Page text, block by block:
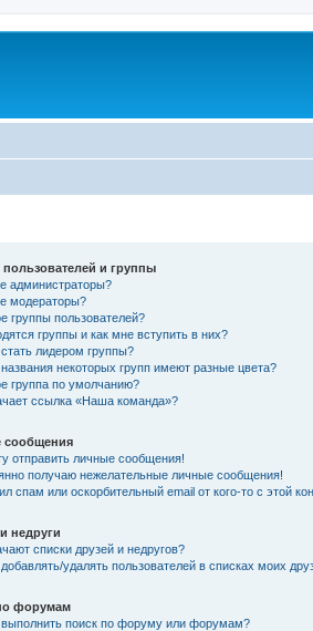
и группы
администраторы?
модераторы?
группы пользователей?
группы и как мне вступить в них?
лидером группы?
некоторых групп имеют разные цвета?
группа по умолчанию?
ссылка «Наша команда»?
сообщения
отправить личные сообщения!
получаю нежелательные личные сообщения!
спам или оскорбительный email от кого-то с этой
недруги
списки друзей и недругов?
удалять пользователей в списках моих
форумам
выполнить поиск по форуму или форумам?